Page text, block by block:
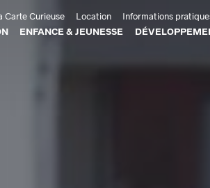
Carte Curieuse Location
Informations
ENFANCE & JEUNESSE